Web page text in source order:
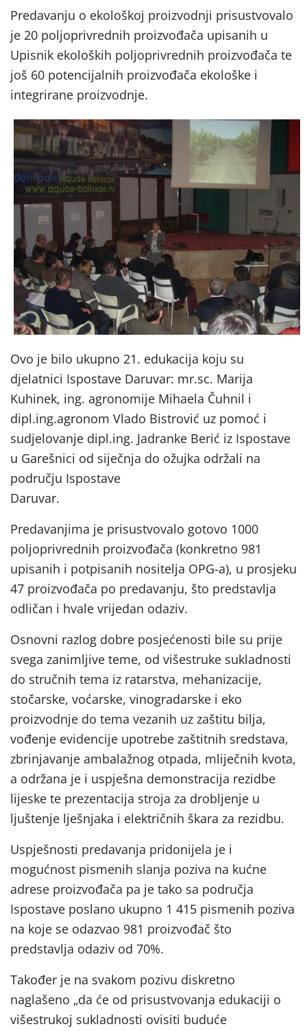
Predavanju o ekološkoj proizvodnji prisustvovalo
je 20 poljoprivrednih proizvođača upisanih u
Upisnik ekoloških poljoprivrednih proizvođača te
još 60 potencijalnih proizvođača ekološke i
integrirane proizvodnje.
Ovo je bilo ukupno 21. edukacija koju su
djelatnici Ispostave Daruvar: mr.sc. Marija
Kuhinek, ing. agronomije Mihaela Čuhnil i
dipl.ing.agronom Vlado Bistrović uz pomoć i
sudjelovanje dipl.ing. Jadranke Berić iz Ispostave
u Garešnici od siječnja do ožujka održali na
području Ispostave
Predavanjima je prisustvovalo gotovo 1000
poljoprivrednih proizvođača (konkretno 981
upisanih i potpisanih nositelja OPG-a), u prosjeku
47 proizvođača po predavanju, što predstavlja
odličan i hvale vrijedan odaziv.
Osnovni razlog dobre posjećenosti bile su prije
svega zanimljive teme, od višestruke sukladnosti
do stručnih tema iz ratarstva, mehanizacije,
stočarske, voćarske, vinogradarske i eko
proizvodnje do tema vezanih uz zaštitu bilja,
vođenje evidencije upotrebe zaštitnih sredstava,
zbrinjavanje ambalažnog otpada, mliječnih kvota,
a održana je i uspješna demonstracija rezidbe
lijeske te prezentacija stroja za drobljenje u
ljuštenje lješnjaka i električnih škara za rezidbu.
Uspješnosti predavanja pridonijela je i
mogućnost pismenih slanja poziva na kućne
adrese proizvođača pa je tako sa područja
Ispostave poslano ukupno 1 415 pismenih poziva
na koje se odazvao 981 proizvođač što
predstavlja odaziv od 70%.
Također je na svakom pozivu diskretno
naglašeno „da će od prisustvovanja edukaciji o
višestrukoj sukladnosti ovisiti buduće